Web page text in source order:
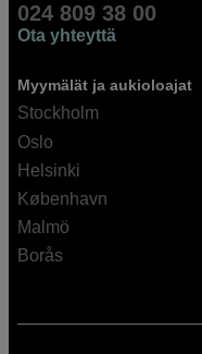
024 809 38 00
Ota yhteyttä
Myymälät ja aukioloajat
Stockholm
Oslo
Helsinki
København
Malmö
Borås